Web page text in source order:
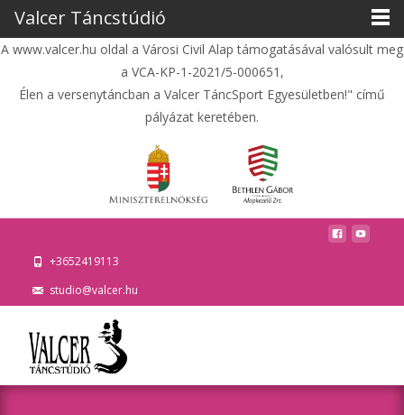
A www.valcer.hu oldal a Városi Civil Alap támogatásával valósult meg
a VCA-KP-1-2021/5-000651,
Élen a versenytáncban a Valcer TáncSport Egyesületben!" című
pályázat keretében.
+3652419113
studio@valcer.hu
Valcer Táncstúdió